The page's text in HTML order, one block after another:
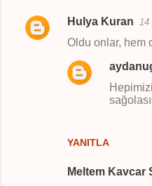
Hulya Kuran 14
Oldu onlar, hem
YANITLA
Meltem Kavcar